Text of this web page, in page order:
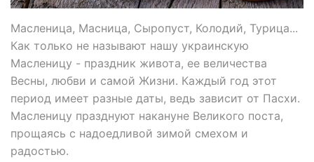
Масленица, Масница, Сыропуст, Колодий, Турица...
Как только не называют нашу украинскую
Масленицу - праздник живота, ее величества
Весны, любви и самой Жизни. Каждый год этот
период имеет разные даты, ведь зависит от Пасхи.
Масленицу празднуют накануне Великого поста,
прощаясь с надоедливой зимой смехом и
радостью.